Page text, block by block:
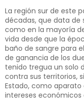
La región sur de este
décadas, que data de
como en la mayoría
vida desde que la
baño de sangre para
de ganancia de los
tenido tregua un solo
contra sus territorios,
Estado, como
intereses económicos